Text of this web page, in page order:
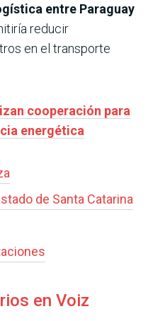
entre Paraguay
reducir
en el transporte
cooperación para
energética
de Santa Catarina
en Voiz